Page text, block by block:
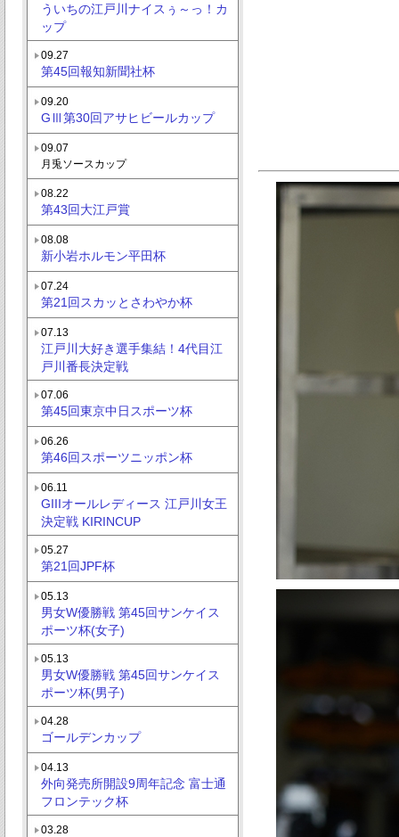
ういちの江戸川ナイスぅ～っ！カ
ップ
09.27
第45回報知新聞社杯
09.20
GⅢ第30回アサヒビールカップ
09.07
月兎ソースカップ
08.22
第43回大江戸賞
08.08
新小岩ホルモン平田杯
07.24
第21回スカッとさわやか杯
07.13
江戸川大好き選手集結！4代目江
戸川番長決定戦
07.06
第45回東京中日スポーツ杯
06.26
第46回スポーツニッポン杯
06.11
GIIIオールレディース 江戸川女王
決定戦 KIRINCUP
05.27
第21回JPF杯
05.13
男女W優勝戦 第45回サンケイス
ポーツ杯(女子)
05.13
男女W優勝戦 第45回サンケイス
ポーツ杯(男子)
04.28
ゴールデンカップ
04.13
外向発売所開設9周年記念 富士通
フロンテック杯
03.28